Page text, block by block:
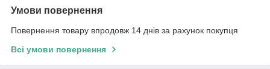
Умови повернення
Повернення товару впродовж 14 днів за рахунок покупця
Всі умови повернення